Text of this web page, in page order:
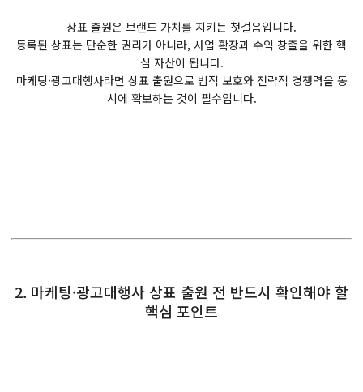
상표 출원은 브랜드 가치를 지키는 첫걸음입니다.
등록된 상표는 단순한 권리가 아니라, 사업 확장과 수익 창출을 위한 핵
심 자산이 됩니다.
마케팅·광고대행사라면 상표 출원으로 법적 보호와 전략적 경쟁력을 동
시에 확보하는 것이 필수입니다.
2. 마케팅·광고대행사 상표 출원 전 반드시 확인해야 할
핵심 포인트